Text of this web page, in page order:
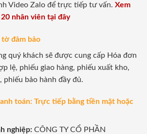
Video Zalo để trực tiếp tư vấn. Xem
nhân viên tại đây
tờ đảm bảo
quý khách sẽ được cung cấp Hóa đơn
lệ, phiếu giao hàng, phiếu xuất kho,
phiếu bảo hành đầy đủ.
toán: Trực tiếp bằng tiền mặt hoặc
nghiệp:CÔNG TY CỔ PHẦN